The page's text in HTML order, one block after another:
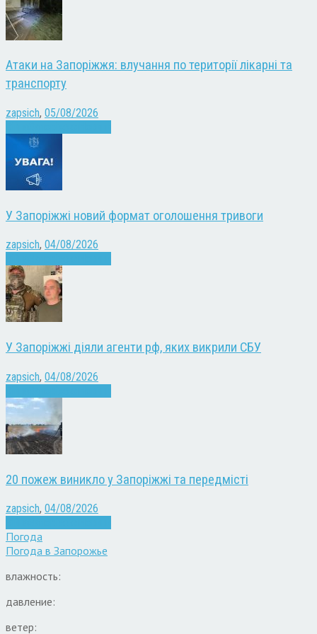
Атаки на Запоріжжя: влучання по території лікарні та
транспорту
zapsich, 05/08/2026
У Запоріжжі новий формат оголошення тривоги
zapsich, 04/08/2026
У Запоріжжі діяли агенти рф, яких викрили СБУ
zapsich, 04/08/2026
20 пожеж виникло у Запоріжжі та передмісті
zapsich, 04/08/2026
Погода
Погода в Запорожье
влажность:
давление:
ветер: